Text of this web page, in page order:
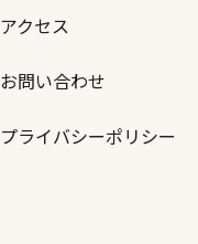
アクセス
お問い合わせ
プライバシーポリシー